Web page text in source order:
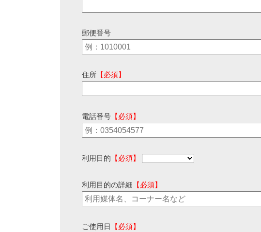
郵便番号
住所 【必須】
電話番号 【必須】
利用目的 【必須】
利用目的の詳細 【必須】
ご使用日 【必須】